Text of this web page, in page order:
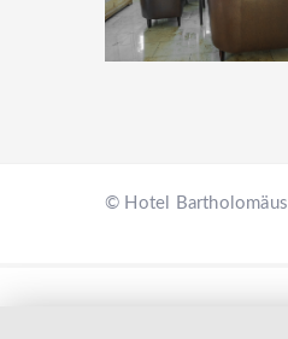
© Hotel Bartholomäus